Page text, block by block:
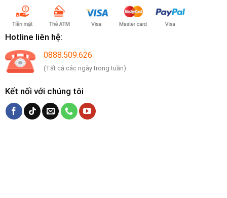
Hotline liên hệ:
0888.509.626
(Tất cả các ngày trong tuần)
Kết nối với chúng tôi